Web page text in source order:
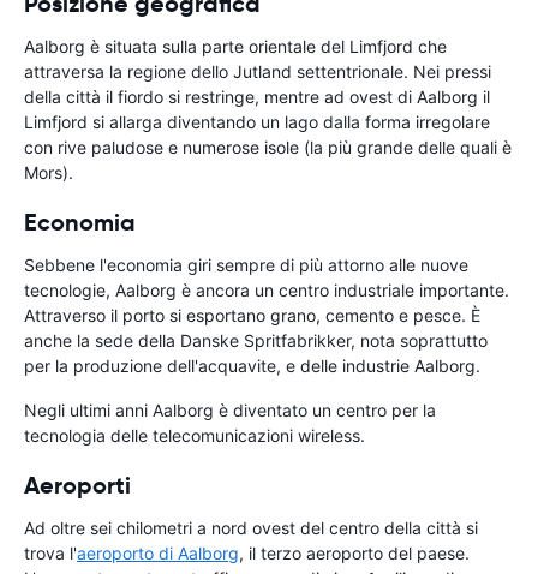
Aalborg è situata sulla parte orientale del Limfjord che
attraversa la regione dello Jutland settentrionale. Nei pressi
della città il fiordo si restringe, mentre ad ovest di Aalborg il
Limfjord si allarga diventando un lago dalla forma irregolare
con rive paludose e numerose isole (la più grande delle quali è
Mors).
Economia
Sebbene l'economia giri sempre di più attorno alle nuove
tecnologie, Aalborg è ancora un centro industriale importante.
Attraverso il porto si esportano grano, cemento e pesce. È
anche la sede della Danske Spritfabrikker, nota soprattutto
per la produzione dell'acquavite, e delle industrie Aalborg.
Negli ultimi anni Aalborg è diventato un centro per la
tecnologia delle telecomunicazioni wireless.
Aeroporti
Ad oltre sei chilometri a nord ovest del centro della città si
trova l'aeroporto di Aalborg, il terzo aeroporto del paese.